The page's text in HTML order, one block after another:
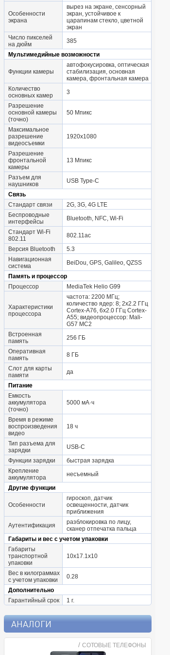
Особенности
экрана
вырез на экране, сенсорный
экран, устойчивое к
царапинам стекло, цветной
экран
Число пикселей
на дюйм
385
Мультимедийные возможности
Функции камеры
автофокусировка, оптическая
стабилизация, основная
камера, фронтальная камера
Количество
основных камер
3
Разрешение
основной камеры
(точно)
50 Мпикс
Максимальное
разрешение
видеосъемки
1920x1080
Разрешение
фронтальной
камеры
13 Мпикс
Разъем для
наушников
USB Type-C
Связь
Стандарт связи
2G, 3G, 4G LTE
Беспроводные
интерфейсы
Bluetooth, NFC, Wi-Fi
Стандарт Wi-Fi
802.11
802.11ac
Версия Bluetooth
5.3
Навигационная
система
BeiDou, GPS, Galileo, QZSS
Память и процессор
Процессор
MediaTek Helio G99
Характеристики
процессора
частота: 2200 МГц;
количество ядер: 8; 2x2.2 ГГц
Cortex-A76, 6x2.0 ГГц Cortex-
A55; видеопроцессор: Mali-
G57 MC2
Встроенная
память
256 ГБ
Оперативная
память
8 ГБ
Слот для карты
памяти
да
Питание
Емкость
аккумулятора
(точно)
5000 мА·ч
Время в режиме
воспроизведения
видео
18 ч
Тип разъема для
зарядки
USB-C
Функции зарядки
быстрая зарядка
Крепление
аккумулятора
несъемный
Другие функции
Особенности
гироскоп, датчик
освещенности, датчик
приближения
Аутентификация
разблокировка по лицу,
сканер отпечатка пальца
Габариты и вес с учетом упаковки
Габариты
транспортной
упаковки
10x17.1x10
Вес в килограммах
с учетом упаковки
0.28
Дополнительно
Гарантийный срок
1 г.
АНАЛОГИ
/ СОТОВЫЕ ТЕЛЕФОНЫ